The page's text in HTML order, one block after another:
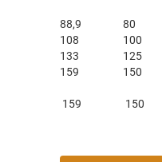
88,9
80
108
100
133
125
159
150
159
150